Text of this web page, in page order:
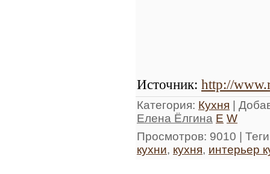
Источник: http://
Категория: Кухня |
Елена Ёлгина E W
Просмотров: 9010 | Теги
кухни, кухня, интерьер